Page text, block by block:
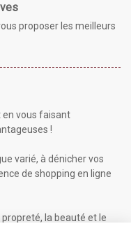
proposer les meilleurs
en vous faisant
!
varié, à dénicher vos
de shopping en ligne
la beauté et le